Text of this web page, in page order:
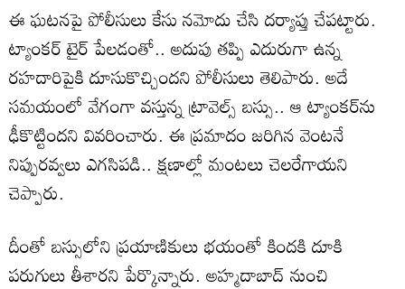
ఈ ఘటనపై పోలీసులు కేసు నమోదు చేసి దర్యాప్తు చేపట్టారు.
ట్యాంకర్ టైర్ పేలడంతో.. అదుపు తప్పి ఎదురుగా ఉన్న
రహదారిపైకి దూసుకొచ్చిందని పోలీసులు తెలిపారు. అదే
సమయంలో వేగంగా వస్తున్న ట్రావెల్స్ బస్సు.. ఆ ట్యాంకర్‌ను
ఢీకొట్టిందని వివరించారు. ఈ ప్రమాదం జరిగిన వెంటనే
నిప్పురవ్వలు ఎగసిపడి.. క్షణాల్లో మంటలు చెలరేగాయని
చెప్పారు.
దీంతో బస్సులోని ప్రయాణికులు భయంతో కిందకి దూకి
పరుగులు తీశారని పేర్కొన్నారు. అహ్మదాబాద్ నుంచి